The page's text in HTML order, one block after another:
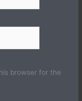
browser for the